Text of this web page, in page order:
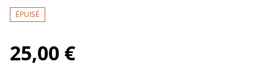
ÉPUISÉ
25,00 €